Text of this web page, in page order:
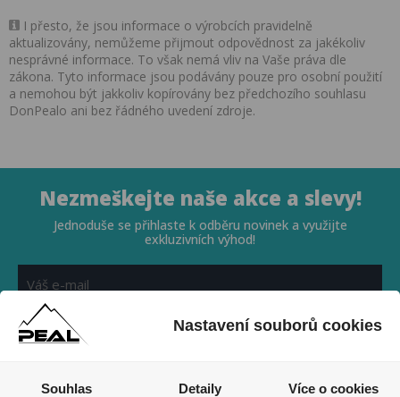
I přesto, že jsou informace o výrobcích pravidelně
aktualizovány, nemůžeme přijmout odpovědnost za jakékoliv
nesprávné informace. To však nemá vliv na Vaše práva dle
zákona. Tyto informace jsou podávány pouze pro osobní použití
a nemohou být jakkoliv kopírovány bez předchozího souhlasu
DonPealo ani bez řádného uvedení zdroje.
Nezmeškejte naše akce a slevy!
Jednoduše se přihlaste k odběru novinek a využijte
exkluzivních výhod!
Nastavení souborů cookies
Souhlas Detaily Více o cookies